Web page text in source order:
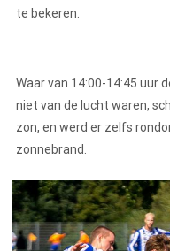
te bekeren.
Waar van 14:00-14:45 uur
niet van de lucht waren,
zon, en werd er zelfs
zonnebrand.